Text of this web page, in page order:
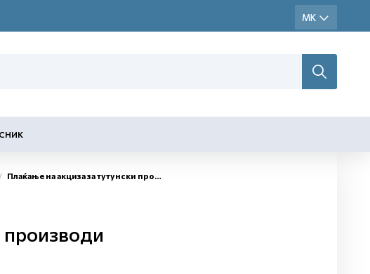
Плаќање на акциза за тутунски производи
производи